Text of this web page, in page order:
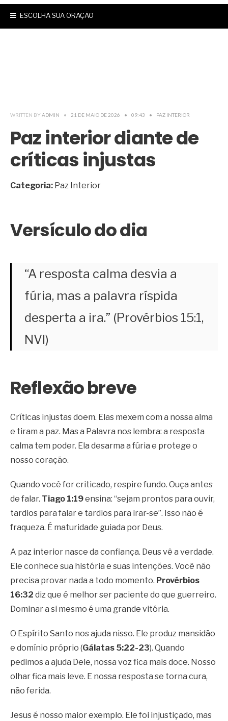
ESCOLHA SUA ORAÇÃO
WRITTEN BY ADMIN • 21 DE MAIO DE 2026 • 09:43 • PAZ INTERIOR
Paz interior diante de
críticas injustas
Categoria: Paz Interior
Versículo do dia
“A resposta calma desvia a
fúria, mas a palavra ríspida
desperta a ira.” (Provérbios 15:1,
NVI)
Reflexão breve
Críticas injustas doem. Elas mexem com a nossa alma
e tiram a paz. Mas a Palavra nos lembra: a resposta
calma tem poder. Ela desarma a fúria e protege o
nosso coração.
Quando você for criticado, respire fundo. Ouça antes
de falar. Tiago 1:19ensina: “sejam prontos para ouvir,
tardios para falar e tardios para irar-se”. Isso não é
fraqueza. É maturidade guiada por Deus.
A paz interior nasce da confiança. Deus vê a verdade.
Ele conhece sua história e suas intenções. Você não
precisa provar nada a todo momento. Provérbios
16:32 diz que é melhor ser paciente do que guerreiro.
Dominar a si mesmo é uma grande vitória.
O Espírito Santo nos ajuda nisso. Ele produz mansidão
e domínio próprio (Gálatas 5:22-23). Quando
pedimos a ajuda Dele, nossa voz fica mais doce. Nosso
olhar fica mais leve. E nossa resposta se torna cura,
não ferida.
Jesus é nosso maior exemplo. Ele foi injustiçado, mas